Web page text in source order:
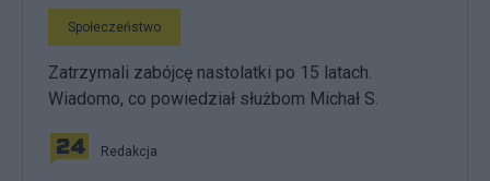
Społeczeństwo
Zatrzymali zabójcę nastolatki po 15 latach.
Wiadomo, co powiedział służbom Michał S.
Redakcja